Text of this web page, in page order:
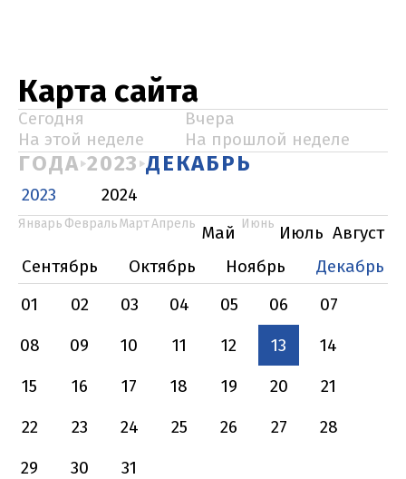
Карта сайта
Сегодня
Вчера
На этой неделе
На прошлой неделе
ГОДА 2023 ДЕКАБРЬ
2023 2024
Январь ФевральМартАпрель Май Июнь Июль Август
Сентябрь
Октябрь Ноябрь
Декабрь
01
02 03 04 05 06
07
08
09 10 11 12 13
14
15
16 17 18 19 20
21
22
23 24 25 26 27
28
29
30 31